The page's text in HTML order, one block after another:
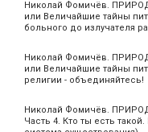
Николай Фомичёв.
или Величайшие тайны
больного до излучателя
Николай Фомичёв.
или Величайшие тайны
религии - объединяйтесь!
Николай Фомичёв.
Часть 4. Кто ты есть